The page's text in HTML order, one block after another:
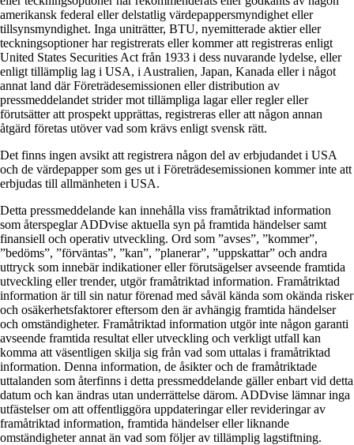
amerikansk federal eller delstatlig värdepappersmyndighet eller
tillsynsmyndighet. Inga uniträtter, BTU, nyemitterade aktier eller
teckningsoptioner har registrerats eller kommer att registreras enligt
United States Securities Act från 1933 i dess nuvarande lydelse, eller
enligt tillämplig lag i USA, i Australien, Japan, Kanada eller i något
annat land där Företrädesemissionen eller distribution av
pressmeddelandet strider mot tillämpliga lagar eller regler eller
förutsätter att prospekt upprättas, registreras eller att någon annan
åtgärd företas utöver vad som krävs enligt svensk rätt.
Det finns ingen avsikt att registrera någon del av erbjudandet i USA
och de värdepapper som ges ut i Företrädesemissionen kommer inte att
erbjudas till allmänheten i USA.
Detta pressmeddelande kan innehålla viss framåtriktad information
som återspeglar ADDvise aktuella syn på framtida händelser samt
finansiell och operativ utveckling. Ord som ”avses”, ”kommer”,
”bedöms”, ”förväntas”, ”kan”, ”planerar”, ”uppskattar” och andra
uttryck som innebär indikationer eller förutsägelser avseende framtida
utveckling eller trender, utgör framåtriktad information. Framåtriktad
information är till sin natur förenad med såväl kända som okända risker
och osäkerhetsfaktorer eftersom den är avhängig framtida händelser
och omständigheter. Framåtriktad information utgör inte någon garanti
avseende framtida resultat eller utveckling och verkligt utfall kan
komma att väsentligen skilja sig från vad som uttalas i framåtriktad
information. Denna information, de åsikter och de framåtriktade
uttalanden som återfinns i detta pressmeddelande gäller enbart vid detta
datum och kan ändras utan underrättelse därom. ADDvise lämnar inga
utfästelser om att offentliggöra uppdateringar eller revideringar av
framåtriktad information, framtida händelser eller liknande
omständigheter annat än vad som följer av tillämplig lagstiftning.